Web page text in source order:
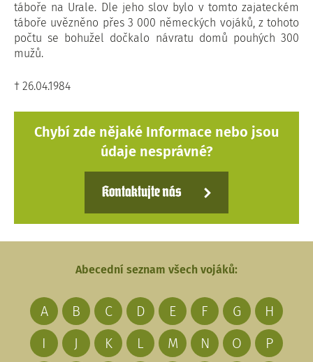
táboře na Urale. Dle jeho slov bylo v tomto zajateckém
táboře uvězněno přes 3 000 německých vojáků, z tohoto
počtu se bohužel dočkalo návratu domů pouhých 300
mužů.
† 26.04.1984
Chybí zde nějaké Informace nebo jsou
údaje nesprávné?
Kontaktujte nás
Abecední seznam všech vojáků:
A B C D E F G
H
I
J K L M N O
P